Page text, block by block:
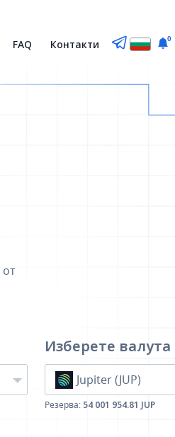
FAQ Контакти 0
Изберете валута
Jupiter (JUP)
Резерва: 54 001 954.81 JUP